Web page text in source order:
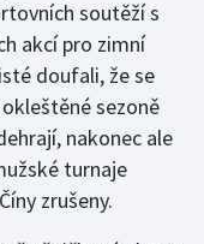
soutěží s
akcí pro zimní
doufali, že se
sezoně
nakonec ale
turnaje
zrušeny.